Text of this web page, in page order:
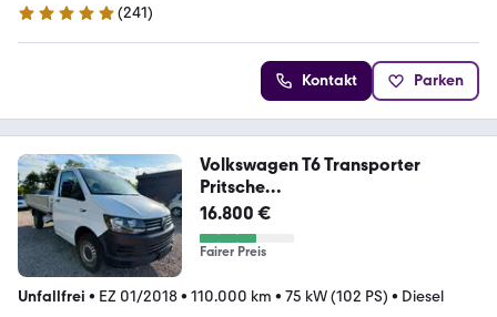
4.8 Sterne
(241)
Kontakt Parken
Volkswagen T6 Transporter
Pritsche
lang/Klima/TüvNeu/MwSt.
16.800 €
Fairer Preis
Unfallfrei • EZ 01/2018• 110.000 km • 75 kW (102 PS) • Diesel